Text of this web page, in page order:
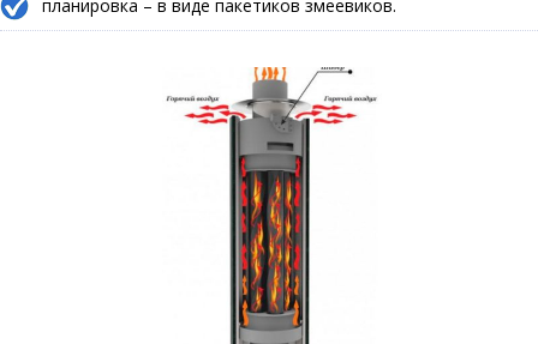
планировка – в виде пакетиков змеевиков.